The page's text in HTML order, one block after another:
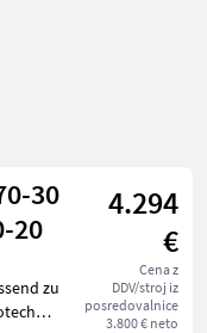
30
20
4.294
€
Cena z
DDV/stroj iz
posredovalnice
3.800 € neto
zu